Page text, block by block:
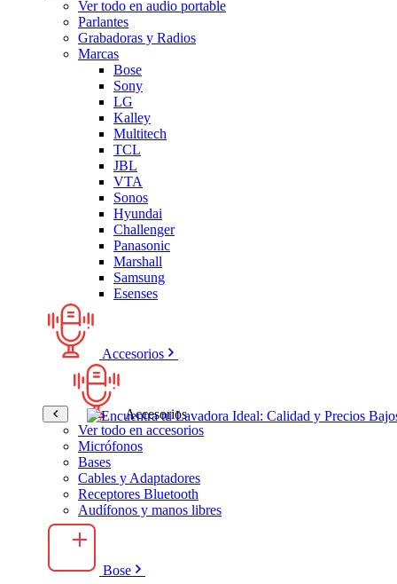
Ver todo en audio portable
Parlantes
Grabadoras y Radios
Marcas
Bose
Sony
LG
Kalley
Multitech
TCL
JBL
VTA
Sonos
Hyundai
Challenger
Panasonic
Marshall
Samsung
Esenses
Accesorios
Accesorios
Ver todo en accesorios
Micrófonos
Bases
Cables y Adaptadores
Receptores Bluetooth
Audífonos y manos libres
Bose